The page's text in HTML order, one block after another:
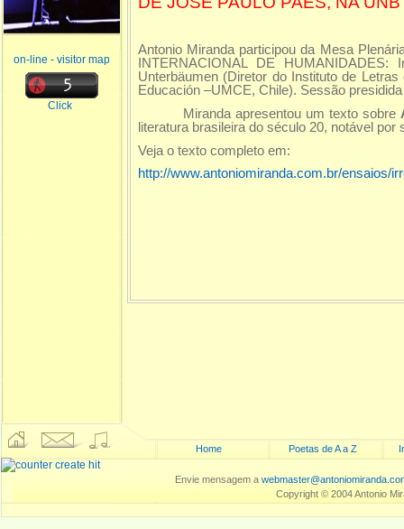
on-line - visitor map
Click
Antonio Miranda participou da Mesa
INTERNACIONAL DE
Unterbäumen (Diretor do Instituto de
Educación –UMCE, Chile). Sessão
Miranda apresentou um texto sobre
literatura brasileira do século 20, notável
Veja o texto completo em:
http://www.antoniomiranda.com.br/ensaios/
Home Poetas de A a Z
Envie mensagem a
Copyright © 2004 Antonio